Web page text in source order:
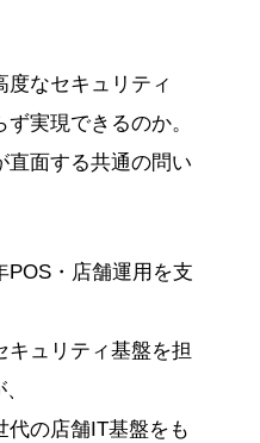
度なセキュリティ
実現できるのか。
直面する共通の問い
POS・店舗運用を支
キュリティ基盤を担
代の店舗IT基盤をも